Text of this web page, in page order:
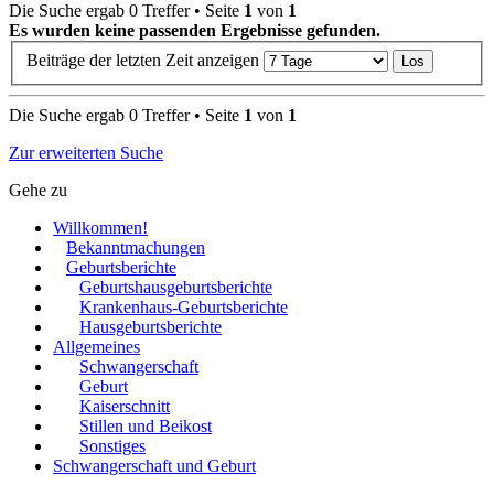
Die Suche ergab 0 Treffer • Seite 1 von 1
Es wurden keine passenden Ergebnisse gefunden.
Beiträge der letzten Zeit anzeigen
Die Suche ergab 0 Treffer • Seite 1 von 1
Zur erweiterten Suche
Gehe zu
Willkommen!
Bekanntmachungen
Geburtsberichte
Geburtshausgeburtsberichte
Krankenhaus-Geburtsberichte
Hausgeburtsberichte
Allgemeines
Schwangerschaft
Geburt
Kaiserschnitt
Stillen und Beikost
Sonstiges
Schwangerschaft und Geburt